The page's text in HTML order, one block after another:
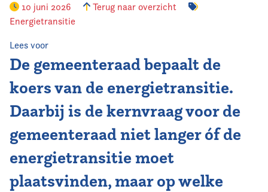
10 juni 2026
Terug naar overzicht
Energietransitie
Lees voor
De gemeenteraad bepaalt de
koers van de energietransitie.
Daarbij is de kernvraag voor de
gemeenteraad niet langer óf de
energietransitie moet
plaatsvinden, maar op welke